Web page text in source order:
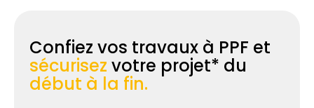
Confiez vos travaux à PPF et
sécurisez votre projet* du
début à la fin.